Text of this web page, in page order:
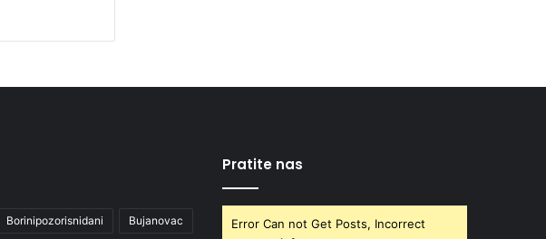
Borinipozorisnidani Bujanovac
Pratite nas
Error Can not Get Posts, Incorrect